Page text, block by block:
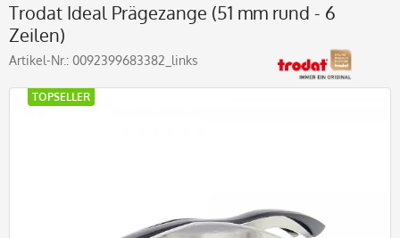
Trodat Ideal Prägezange (51 mm rund - 6
Zeilen)
Artikel-Nr.: 0092399683382_links
TOPSELLER